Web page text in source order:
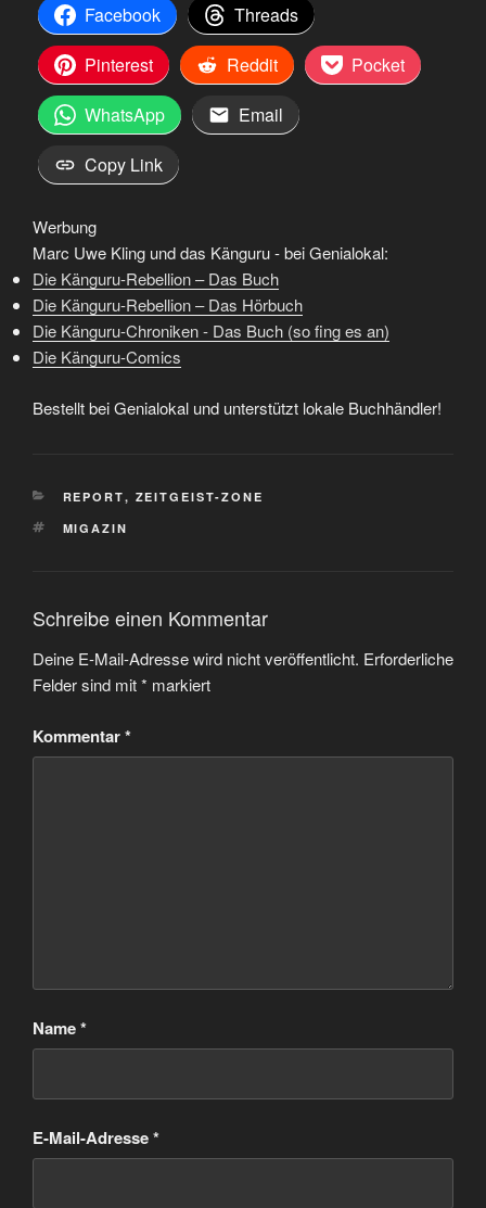
Facebook
Threads
Pinterest
Reddit
Pocket
WhatsApp
Email
Copy Link
Werbung
Marc Uwe Kling und das Känguru - bei Genialokal:
Die Känguru-Rebellion – Das Buch
Die Känguru-Rebellion – Das Hörbuch
Die Känguru-Chroniken - Das Buch (so fing es an)
Die Känguru-Comics
Bestellt bei Genialokal und unterstützt lokale Buchhändler!
KATEGORIEN
REPORT, ZEITGEIST-ZONE
SCHLAGWÖRTER
MIGAZIN
Schreibe einen Kommentar
Deine E-Mail-Adresse wird nicht veröffentlicht. Erforderliche
Felder sind mit* markiert
Kommentar*
Name*
E-Mail-Adresse*